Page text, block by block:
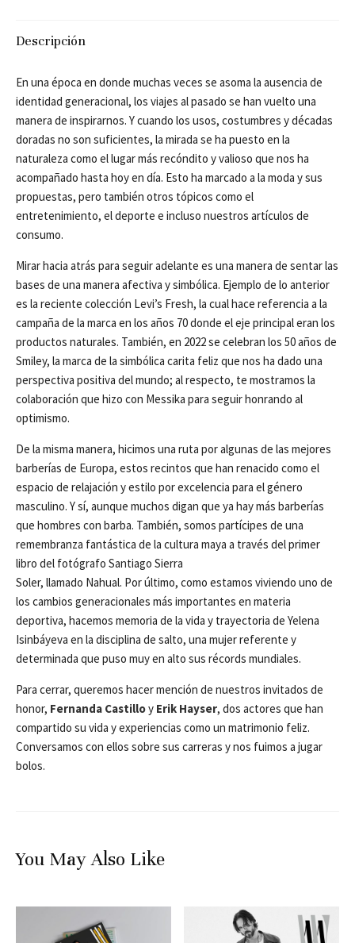
Descripción
En una época en donde muchas veces se asoma la ausencia de
identidad generacional, los viajes al pasado se han vuelto una
manera de inspirarnos. Y cuando los usos, costumbres y décadas
doradas no son suficientes, la mirada se ha puesto en la
naturaleza como el lugar más recóndito y valioso que nos ha
acompañado hasta hoy en día. Esto ha marcado a la moda y sus
propuestas, pero también otros tópicos como el
entretenimiento, el deporte e incluso nuestros artículos de
consumo.
Mirar hacia atrás para seguir adelante es una manera de sentar las
bases de una manera afectiva y simbólica. Ejemplo de lo anterior
es la reciente colección Levi’s Fresh, la cual hace referencia a la
campaña de la marca en los años 70 donde el eje principal eran los
productos naturales. También, en 2022 se celebran los 50 años de
Smiley, la marca de la simbólica carita feliz que nos ha dado una
perspectiva positiva del mundo; al respecto, te mostramos la
colaboración que hizo con Messika para seguir honrando al
optimismo.
De la misma manera, hicimos una ruta por algunas de las mejores
barberías de Europa, estos recintos que han renacido como el
espacio de relajación y estilo por excelencia para el género
masculino. Y sí, aunque muchos digan que ya hay más barberías
que hombres con barba. También, somos partícipes de una
remembranza fantástica de la cultura maya a través del primer
libro del fotógrafo Santiago Sierra
Soler, llamado Nahual. Por último, como estamos viviendo uno de
los cambios generacionales más importantes en materia
deportiva, hacemos memoria de la vida y trayectoria de Yelena
Isinbáyeva en la disciplina de salto, una mujer referente y
determinada que puso muy en alto sus récords mundiales.
Para cerrar, queremos hacer mención de nuestros invitados de
honor, Fernanda Castilloy Erik Hayser, dos actores que han
compartido su vida y experiencias como un matrimonio feliz.
Conversamos con ellos sobre sus carreras y nos fuimos a jugar
bolos.
You May Also Like